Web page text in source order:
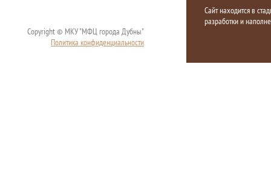
Copyright © МКУ "МФЦ города Дубны"
Политика конфиденциальности
Сайт находится в
разработки и